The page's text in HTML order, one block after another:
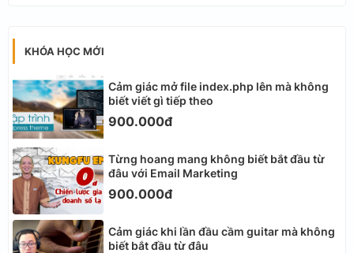
KHÓA HỌC MỚI
Cảm giác mở file index.php lên mà không
biết viết gì tiếp theo
900.000đ
Từng hoang mang không biết bắt đầu từ
đâu với Email Marketing
900.000đ
Cảm giác khi lần đầu cầm guitar mà không
biết bắt đầu từ đâu